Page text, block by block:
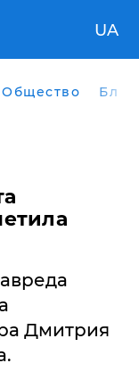
UA
Общество
Дмитрия